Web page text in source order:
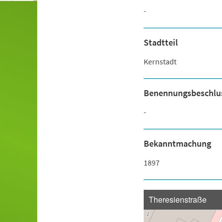
-
Stadtteil
Kernstadt
-
Bekanntmachung
1897
Theresienstraße